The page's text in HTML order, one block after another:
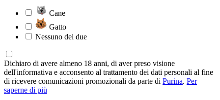
Cane
Gatto
Nessuno dei due
Dichiaro di avere almeno 18 anni, di aver preso visione
dell'informativa e acconsento al trattamento dei dati personali al fine
di ricevere comunicazioni promozionali da parte di Purina. Per
saperne di più